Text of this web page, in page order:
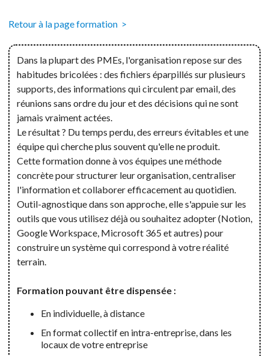
Retour à la page formation >
Dans la plupart des PMEs, l'organisation repose sur des
habitudes bricolées : des fichiers éparpillés sur plusieurs
supports, des informations qui circulent par email, des
réunions sans ordre du jour et des décisions qui ne sont
jamais vraiment actées.
Le résultat ? Du temps perdu, des erreurs évitables et une
équipe qui cherche plus souvent qu'elle ne produit.
Cette formation donne à vos équipes une méthode
concrète pour structurer leur organisation, centraliser
l'information et collaborer efficacement au quotidien.
Outil-agnostique dans son approche, elle s'appuie sur les
outils que vous utilisez déjà ou souhaitez adopter (Notion,
Google Workspace, Microsoft 365 et autres) pour
construire un système qui correspond à votre réalité
terrain.
Formation pouvant être dispensée :
En individuelle, à distance
En format collectif en intra-entreprise, dans les
locaux de votre entreprise